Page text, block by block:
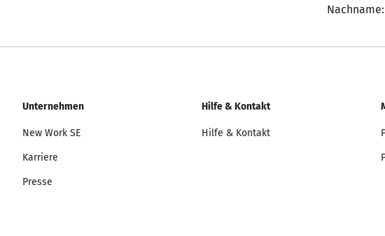
Nachname:
Unternehmen
New Work SE
Karriere
Presse
Hilfe & Kontakt
Hilfe & Kontakt